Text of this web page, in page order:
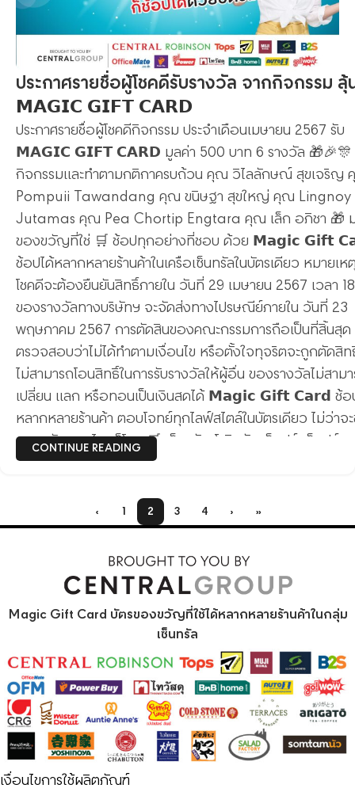
ประกาศรายชื่อผู้โชคดีรับรางวัล จากกิจกรรม ลุ้
𝗠𝗔𝗚𝗜𝗖 𝗚𝗜𝗙𝗧 𝗖𝗔𝗥𝗗
ประกาศรายชื่อผู้โชคดีกิจกรรม ประจำเดือนเมษายน 2567 รับ
𝗠𝗔𝗚𝗜𝗖 𝗚𝗜𝗙𝗧 𝗖𝗔𝗥𝗗 มูลค่า 500 บาท 6 รางวัล 🎁🎉🎊
กิจกรรมและทำตามกติกาครบถ้วน คุณ วิไลลักษณ์ สุขเจริญ
Pompuii Tawandang คุณ ขนิษฐา สุขใหญ่ คุณ Lingnoy
Jutamas คุณ Pea Chortip Engtara คุณ เล็ก อภิชา 🎁
ของขวัญที่ใช่ 🛒 ช้อปทุกอย่างที่ชอบ ด้วย 𝗠𝗮𝗴𝗶𝗰 𝗚𝗶𝗳𝘁
ช้อปได้หลากหลายร้านค้าในเครือเซ็นทรัลในบัตรเดียว หมายเห
โชคดีจะต้องยืนยันสิทธิ์ภายใน วันที่ 29 เมษายน 2567 เวลา
ของรางวัลทางบริษัทฯ จะจัดส่งทางไปรษณีย์ภายใน วันที่ 23
พฤษภาคม 2567 การตัดสินของคณะกรรมการถือเป็นที่สิ้นสุ
ตรวจสอบว่าไม่ได้ทำตามเงื่อนไข หรือตั้งใจทุจริตจะถูกตัดสิ
ไม่สามารถโอนสิทธิ์ในการรับรางวัลให้ผู้อื่น ของรางวัลไม่สาม
เปลี่ยน แลก หรือทอนเป็นเงินสดได้ 𝗠𝗮𝗴𝗶𝗰 𝗚𝗶𝗳𝘁 𝗖𝗮𝗿𝗱 ช้อ
หลากหลายร้านค้า ตอบโจทย์ทุกไลฟ์สไตล์ในบัตรเดียว ไม่ว่าจ
ของขวัญสายไหนก็โดน 🛒 เซ็นทรัล, โรบินสัน, ท็อปส์, ท็อปส์
ฟู้ด ฮอลล์, ท็อปส์ ไฟน์ ฟู้ด, ท็อปส์ คลับ,อีทไทยโซนตลาด, มัท
ออฟฟิศเมท, ไทวัสดุ, บีเอ็นบี โฮม, ออโต้วัน, มาร์ค แอนด์สเป
และมูจิ 💳 ซื้อบัตรง่ายๆ ได้หลากหลายช่องทาง✨ จุดบริการ
สัมพันธ์ของห้างเซ็นทรัล, ห้างโรบินสัน✨ เซ็นทรัล ไดเรค โทร.
793-7892-5✨ เซ็นทรัล เพย์เม้นท์ สำนักงานใหญ่ สีลมทาวเ
โทร. 02-100 -8778 อ่านเพิ่มเติม Facebook : Magic Gift
Cardhttps://www.facebook.com/
CONTINUE READING
‹ 1 2 3 4 › »
Magic Gift Card บัตรของขวัญที่ใช้ได้หลากหลายร้านค้าในกลุ่ม
เซ็นทรัล
เงื่อนไขการใช้ผลิตภัณฑ์